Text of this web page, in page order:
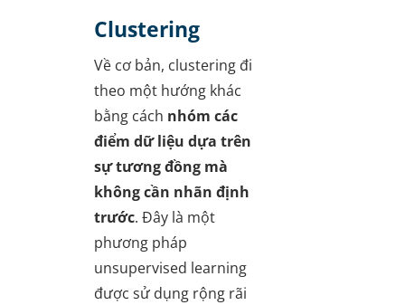
Clustering
Về cơ bản, clustering đi
theo một hướng khác
bằng cách nhóm các
điểm dữ liệu dựa trên
sự tương đồng mà
không cần nhãn định
trước. Đây là một
phương pháp
unsupervised learning
được sử dụng rộng rãi